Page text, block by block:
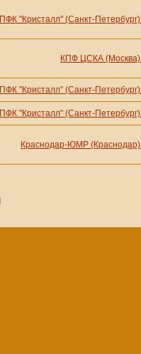
ПФК "Кристалл" (Санкт-Петербург)
КПФ ЦСКА (Москва)
ПФК "Кристалл" (Санкт-Петербург)
ПФК "Кристалл" (Санкт-Петербург)
Краснодар-ЮМР (Краснодар)